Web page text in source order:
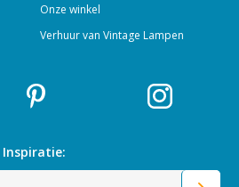
Onze winkel
Verhuur van Vintage Lampen
Inspiratie: